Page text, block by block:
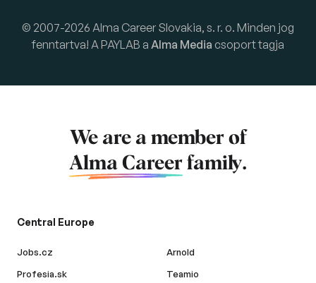
© 2007-2026 Alma Career Slovakia, s. r. o. Minden jog
fenntartva! A PAYLAB a Alma Media csoport tagja
We are a member of
Alma Career family.
Central Europe
Jobs.cz
Profesia.sk
Arnold
Teamio